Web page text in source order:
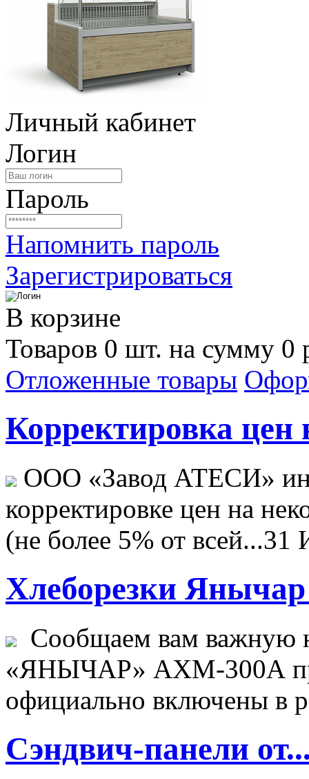
Личный кабинет
Логин
Пароль
Напомнить пароль
Зарегистрироваться
В корзине
Товаров 0 шт. на сумму 0
Отложенные товары
Корректировка цен
ООО «Завод АТЕСИ»
корректировке цен на
(не более 5% от всей...31
Хлеборезки Янычар
Сообщаем вам важную
«ЯНЫЧАР» АХМ-300А
официально включены в
Сэндвич-панели